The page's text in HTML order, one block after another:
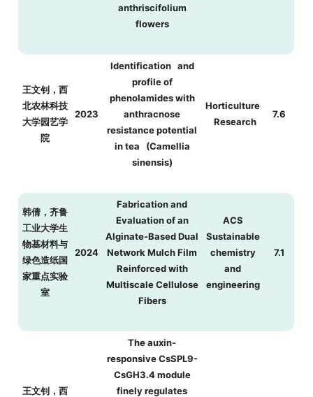
anthriscifolium
flowers
王文钊，西
北农林科技
大学园艺学
院
2023
Identification and
profile of
phenolamides with
anthracnose
resistance potential
in tea (Camellia
sinensis)
Horticulture
Research
7.6
韩倩，齐鲁
工业大学生
物基材料与
绿色造纸国
家重点实验
室
2024
Fabrication and
Evaluation of an
Alginate-Based Dual
Network Mulch Film
Reinforced with
Multiscale Cellulose
Fibers
ACS
Sustainable
chemistry
and
engineering
7.1
王文钊，西
The auxin-
responsive CsSPL9-
CsGH3.4 module
finely regulates